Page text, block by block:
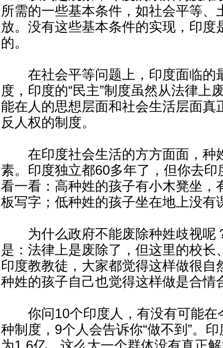
所需的一些基本条件，如社会平等、
放。没有这些基本条件的实现，印度
的。
在社会平等问题上，印度面临的
度，印度的“民主”制度虽然从法律上
能在人的思想层面和社会生活层面真
反人权的制度。
在印度社会生活的方方面面，种
素。印度独立都60多年了，但你去印
看一看：高种姓的孩子有小木凳坐，
板写字；低种姓的孩子坐在地上没有
为什么政府不能废除种姓歧视呢
是：法律上是废除了，但这里的校长
印度教教徒，大家都觉得这样做很自
种姓的孩子自己也觉得这样做是合情
你问10个印度人，有没有可能在
种制度，9个人会告诉你“做不到”。